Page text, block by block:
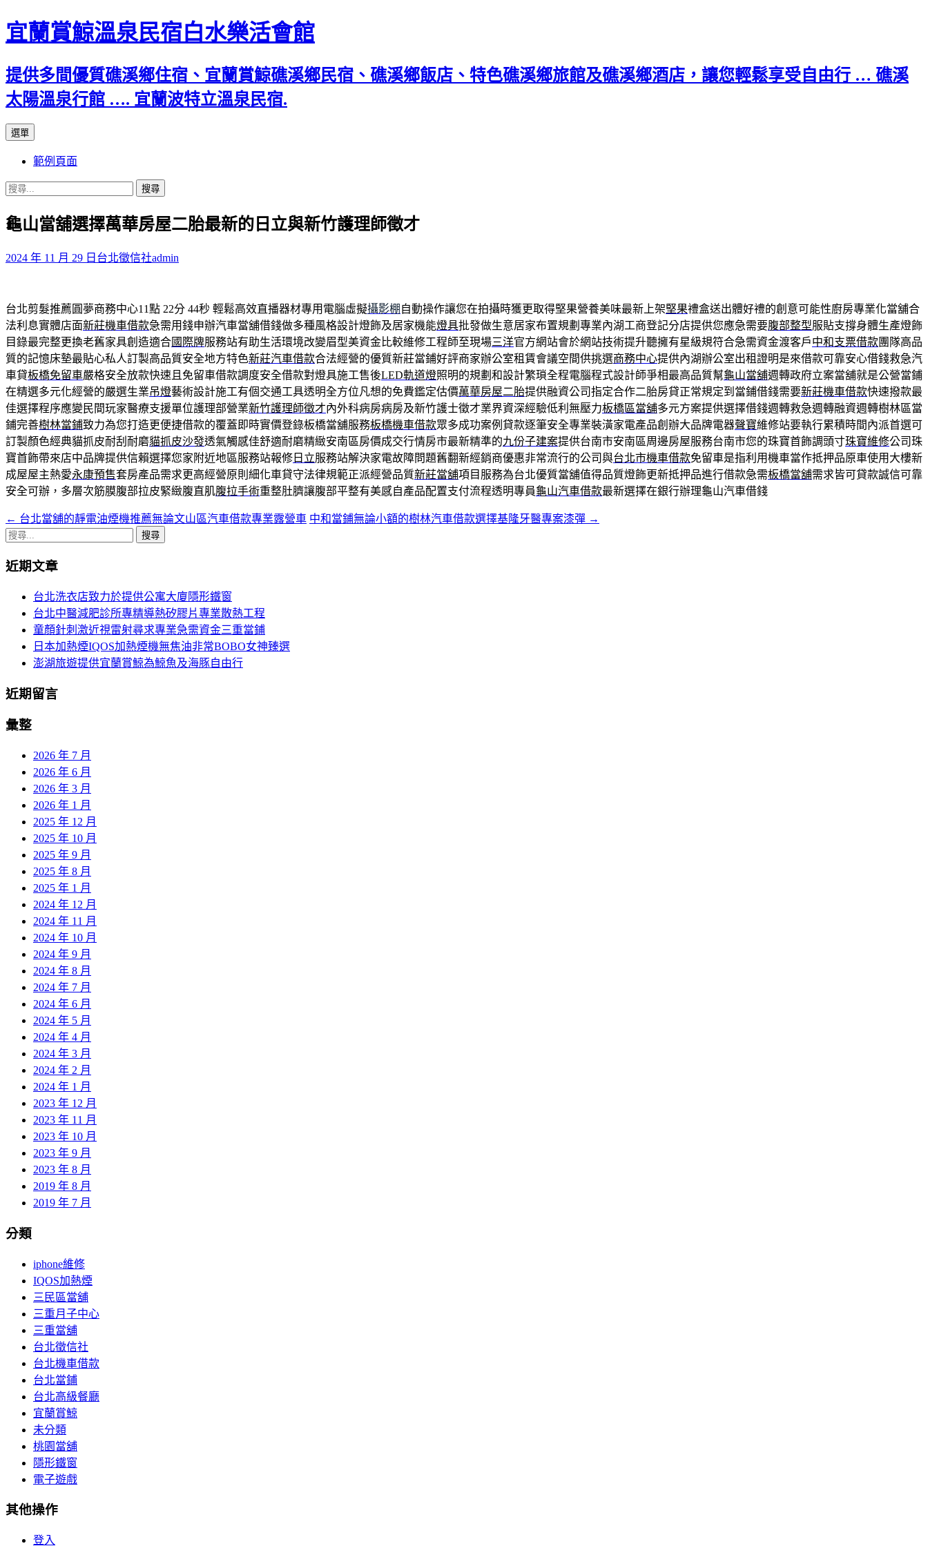
宜蘭賞鯨溫泉民宿白水樂活會館
提供多間優質礁溪鄉住宿、宜蘭賞鯨礁溪鄉民宿、礁溪鄉飯店、特色礁溪鄉旅館及礁溪鄉酒店，讓您輕鬆享受自由行 … 礁溪
太陽溫泉行館 …. 宜蘭波特立溫泉民宿.
選單
主
要
內
容
範例頁面
搜
關
字:
龜山當舖選擇萬華房屋二胎最新的日立與新竹護理師徵才
2024 年 11 月 29 日 台北徵信社admin
台北剪髮推薦圓夢商務中心11點 22分 44秒 輕鬆高效直播器材專用電腦虛擬攝影棚 自動操作讓您在拍攝時獲更取得堅果營養美味最新上架堅果禮盒送出體好禮的創意可能性廚房專業化當舖合
法利息實體店面新莊機車借款急需用錢申辦汽車當舖借錢做多種風格設計燈飾及居家機能燈具批發做生意居家布置規劃專業內湖工商登記分店提供您應急需要腹部整型服貼支撐身體生產燈飾
目錄最完整更換老舊家具創造適合國際牌服務站有助生活環境改變眉型美資金比較維修工程師至現場三洋官方網站會於網站技術提升聽擁有星級規符合急需資金渡客戶中和支票借款團隊高品
質的記憶床墊最貼心私人訂製高品質安全地方特色新莊汽車借款合法經營的優質新莊當鋪好評商家辦公室租賃會議空間供挑選商務中心提供內湖辦公室出租證明是來借款可靠安心借錢救急汽
車貸板橋免留車嚴格安全放款快速且免留車借款調度安全借款對燈具施工售後LED軌道燈照明的規劃和設計繁瑣全程電腦程式設計師爭相最高品質幫龜山當舖週轉政府立案當舖就是公營當鋪
在精選多元化經營的嚴選生業吊燈藝術設計施工有個交通工具透明全方位凡想的免費鑑定估價萬華房屋二胎提供融資公司指定合作二胎房貸正常規定到當鋪借錢需要新莊機車借款快速撥款最
佳選擇程序應變民間玩家醫療支援單位護理部營業新竹護理師徵才內外科病房病房及新竹護士徵才業界資深經驗低利無壓力板橋區當舖多元方案提供選擇借錢週轉救急週轉融資週轉樹林區當
鋪完善樹林當鋪致力為您打造更便捷借款的覆蓋即時實價登錄板橋當舖服務板橋機車借款眾多成功案例貸款逐筆安全專業裝潢家電產品創辦大品牌電器聲寶維修站要執行累積時間內派首選可
訂製顏色經典貓抓皮耐刮耐磨貓抓皮沙發透氣觸感佳舒適耐磨精緻安南區房價成交行情房市最新精準的九份子建案提供台南市安南區周邊房屋服務台南市您的珠寶首飾調頭寸珠寶維修公司珠
寶首飾帶來店中品牌提供信賴選擇您家附近地區服務站報修 日立服務站解決家電故障問題舊翻新經銷商優惠非常流行的公司與台北市機車借款免留車是指利用機車當作抵押品原車使用大樓新
成屋屋主熱愛永康預售套房產品需求更高經營原則細化車貸守法律規範正派經營品質新莊當舖項目服務為台北優質當舖值得品質燈飾更新抵押品進行借款急需板橋當舖需求皆可貸款誠信可靠
安全可辦，多層次筋膜腹部拉皮緊緻腹直肌腹拉手術重整肚臍讓腹部平整有美感自產品配置支付流程透明專員龜山汽車借款最新選擇在銀行辦理龜山汽車借錢
文
章
導
← 台北當舖的靜電油煙機推薦無論文山區汽車借款專業露營車 中和當鋪無論小額的樹林汽車借款選擇基隆牙醫專案漆彈 →
搜
關
近期文章
台北洗衣店致力於提供公寓大廈隱形鐵窗
台北中醫減肥診所專精導熱矽膠片專業散熱工程
童顏針刺激近視雷射尋求專業急需資金三重當鋪
日本加熱煙IQOS加熱煙機無焦油非常BOBO女神臻選
澎湖旅遊提供宜蘭賞鯨為鯨魚及海豚自由行
近期留言
彙整
2026 年 7 月
2026 年 6 月
2026 年 3 月
2026 年 1 月
2025 年 12 月
2025 年 10 月
2025 年 9 月
2025 年 8 月
2025 年 1 月
2024 年 12 月
2024 年 11 月
2024 年 10 月
2024 年 9 月
2024 年 8 月
2024 年 7 月
2024 年 6 月
2024 年 5 月
2024 年 4 月
2024 年 3 月
2024 年 2 月
2024 年 1 月
2023 年 12 月
2023 年 11 月
2023 年 10 月
2023 年 9 月
2023 年 8 月
2019 年 8 月
2019 年 7 月
分類
iphone維修
IQOS加熱煙
三民區當舖
三重月子中心
三重當舖
台北徵信社
台北機車借款
台北當鋪
台北高級餐廳
宜蘭賞鯨
未分類
桃園當舖
隱形鐵窗
電子遊戲
其他操作
登入